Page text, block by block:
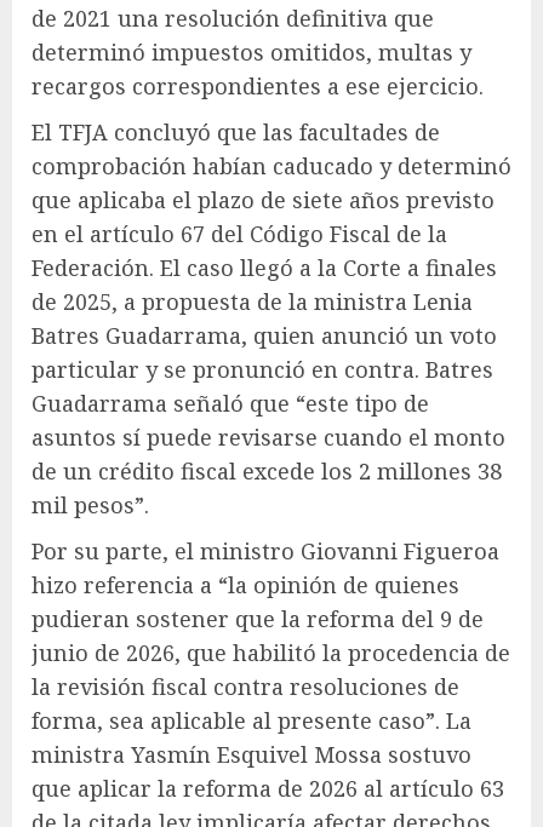
de 2021 una resolución definitiva que
determinó impuestos omitidos, multas y
recargos correspondientes a ese ejercicio.
El TFJA concluyó que las facultades de
comprobación habían caducado y determinó
que aplicaba el plazo de siete años previsto
en el artículo 67 del Código Fiscal de la
Federación. El caso llegó a la Corte a finales
de 2025, a propuesta de la ministra Lenia
Batres Guadarrama, quien anunció un voto
particular y se pronunció en contra. Batres
Guadarrama señaló que “este tipo de
asuntos sí puede revisarse cuando el monto
de un crédito fiscal excede los 2 millones 38
mil pesos”.
Por su parte, el ministro Giovanni Figueroa
hizo referencia a “la opinión de quienes
pudieran sostener que la reforma del 9 de
junio de 2026, que habilitó la procedencia de
la revisión fiscal contra resoluciones de
forma, sea aplicable al presente caso”. La
ministra Yasmín Esquivel Mossa sostuvo
que aplicar la reforma de 2026 al artículo 63